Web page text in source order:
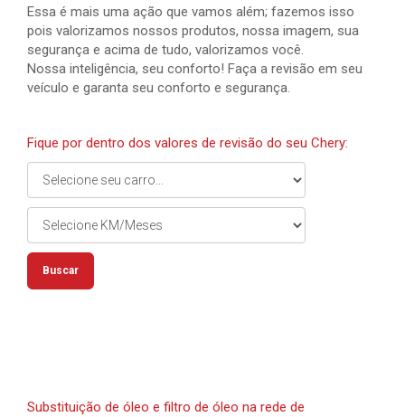
Essa é mais uma ação que vamos além; fazemos isso
pois valorizamos nossos produtos, nossa imagem, sua
segurança e acima de tudo, valorizamos você.
Nossa inteligência, seu conforto! Faça a revisão em seu
veículo e garanta seu conforto e segurança.
Fique por dentro dos valores de revisão do seu Chery:
Buscar
Substituição de óleo e filtro de óleo na rede de